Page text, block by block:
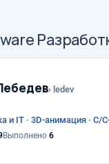
› ledev
и IT · 3D-анимация · C/
Выполнено 6